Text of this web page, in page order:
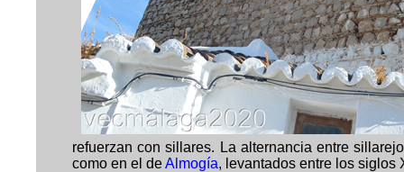
refuerzan con sillares. La alternancia entre
como en el deAlmogía, levantados entre los siglos